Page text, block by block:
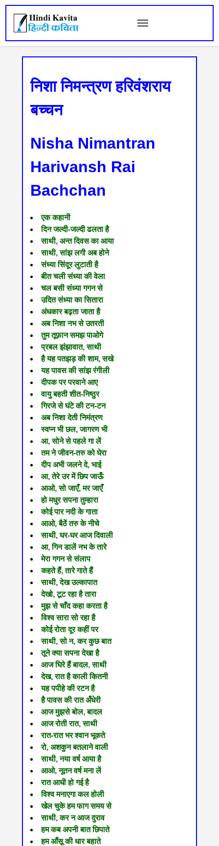
निशा निमन्त्रण हरिवंशराय
बच्चन
Nisha Nimantran
Harivansh Rai
Bachchan
एक कहानी
दिन जल्दी-जल्दी ढलता है
साथी, अन्त दिवस का आया
साथी, सांझ लगी अब होने
संध्‍या सिंदूर लुटाती है
बीत चली संध्‍या की वेला
चल बसी संध्या गगन से
उदित संध्या का सितारा
अंधकार बढ़ता जाता है
अब निशा नभ से उतरती
तुम तूफ़ान समझ पाओगे
प्रबल झंझावात, साथी
है यह पतझड़ की शाम, सखे
यह पावस की सांझ रंगीली
दीपक पर परवाने आए
वायु बहती शीत-निष्ठुर
गिरजे से घंटे की टन-टन
अब निशा देती निमंत्रण
स्वप्न भी छल, जागरण भी
आ, सोने से पहले गा लें
तम ने जीवन-तरु को घेरा
दीप अभी जलने दे, भाई
आ, तेरे उर में छिप जाऊँ
आओ, सो जाएँ, मर जाएँ
हो मधुर सपना तुम्हारा
कोई पार नदी के गाता
आओ, बैठें तरु के नीचे
साथी, घर-घर आज दिवाली
आ, गिन डालें नभ के तारे
मेरा गगन से संलाप
कहते हैं, तारे गाते हैं
साथी, देख उल्कापात
देखो, टूट रहा है तारा
मुझ से चाँद कहा करता है
विश्व सारा सो रहा है
कोई रोता दूर कहीं पर
साथी, सो न, कर कुछ बात
तूने क्या सपना देखा है
आज घिरे हैं बादल, साथी
देख, रात है काली कितनी
यह पपीहे की रटन है
है पावस की रात अँधेरी
आज मुझसे बोल, बादल
आज रोती रात, साथी
रात-रात भर श्वान भूकते
रो, अशकुन बतलाने वाली
साथी, नया वर्ष आया है
आओ, नूतन वर्ष मना लें
रात आधी हो गई है
विश्व मनाएगा कल होली
खेल चुके हम फाग समय से
साथी, कर न आज दुराव
हम कब अपनी बात छिपाते
हम आँसू की धार बहाते